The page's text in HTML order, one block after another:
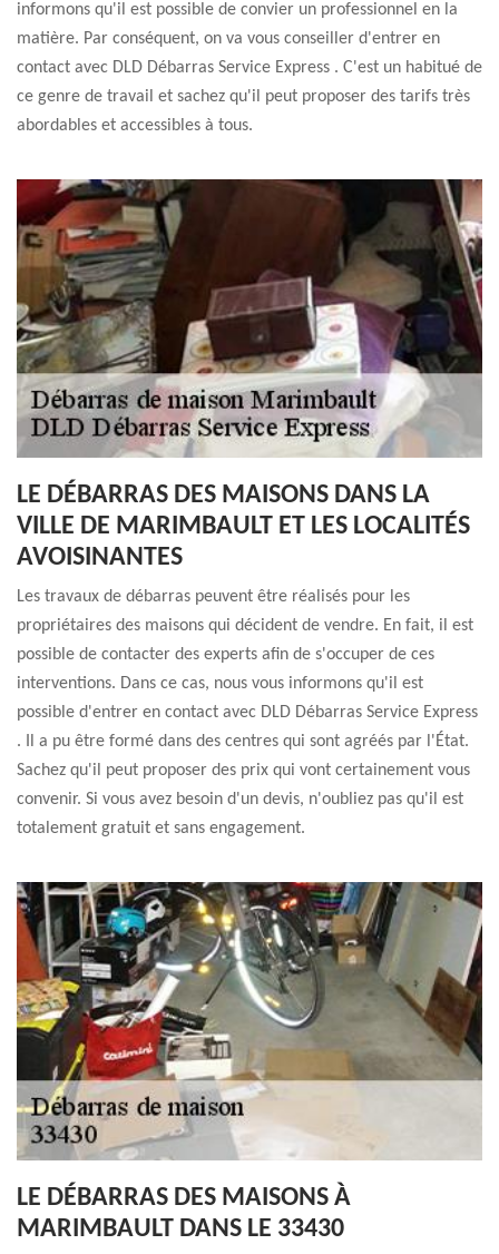
informons qu'il est possible de convier un professionnel en la
matière. Par conséquent, on va vous conseiller d'entrer en
contact avec DLD Débarras Service Express . C'est un habitué de
ce genre de travail et sachez qu'il peut proposer des tarifs très
abordables et accessibles à tous.
LE DÉBARRAS DES MAISONS DANS LA
VILLE DE MARIMBAULT ET LES LOCALITÉS
AVOISINANTES
Les travaux de débarras peuvent être réalisés pour les
propriétaires des maisons qui décident de vendre. En fait, il est
possible de contacter des experts afin de s'occuper de ces
interventions. Dans ce cas, nous vous informons qu'il est
possible d'entrer en contact avec DLD Débarras Service Express
. Il a pu être formé dans des centres qui sont agréés par l'État.
Sachez qu'il peut proposer des prix qui vont certainement vous
convenir. Si vous avez besoin d'un devis, n'oubliez pas qu'il est
totalement gratuit et sans engagement.
LE DÉBARRAS DES MAISONS À
MARIMBAULT DANS LE 33430